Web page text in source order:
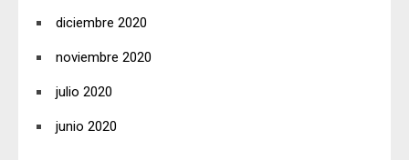
diciembre 2020
noviembre 2020
julio 2020
junio 2020